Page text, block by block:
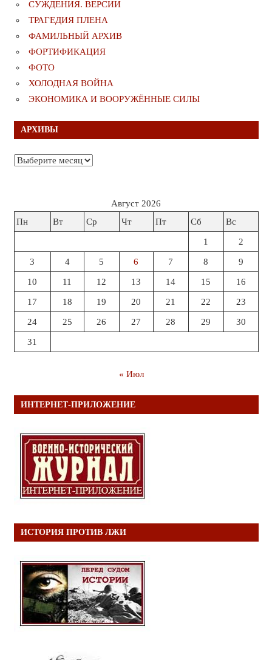
СУЖДЕНИЯ. ВЕРСИИ
ТРАГЕДИЯ ПЛЕНА
ФАМИЛЬНЫЙ АРХИВ
ФОРТИФИКАЦИЯ
ФОТО
ХОЛОДНАЯ ВОЙНА
ЭКОНОМИКА И ВООРУЖЁННЫЕ СИЛЫ
АРХИВЫ
Архивы
Август 2026
Пн
Вт Ср Чт Пт Сб Вс
1 2
3 4 5 6 7 8 9
10 11 12 13 14 15 16
17 18 19 20 21 22 23
24 25 26 27 28 29 30
31
« Июл
ИНТЕРНЕТ-ПРИЛОЖЕНИЕ
ИСТОРИЯ ПРОТИВ ЛЖИ